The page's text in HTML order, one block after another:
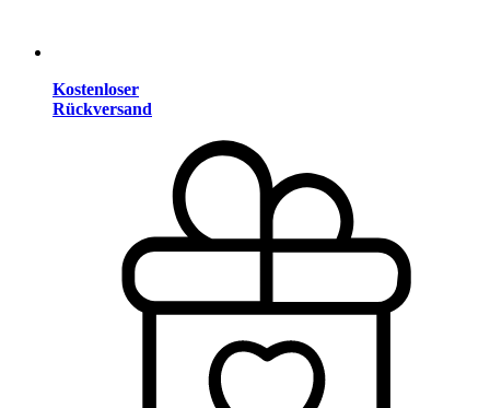
Kostenloser
Rückversand